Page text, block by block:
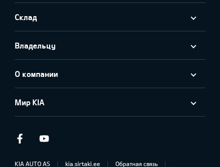
Склад
Владельцу
О компании
Мир KIA
Facebook
KIA AUTO AS kia.sirtaki.ee Обратная связь